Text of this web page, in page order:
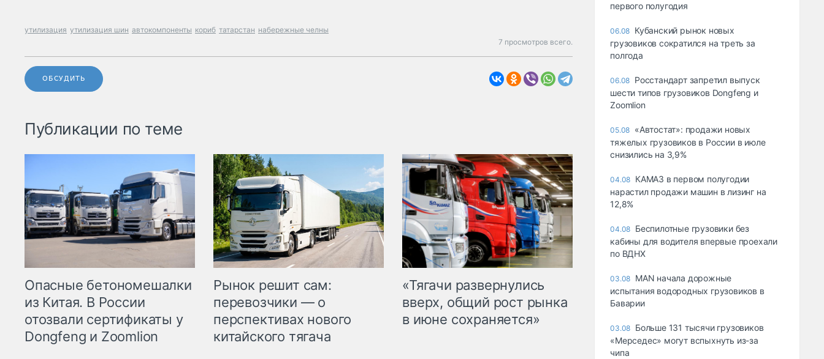
утилизация утилизация шин автокомпоненты кориб татарстан набережные челны
7 просмотров всего.
ОБСУДИТЬ
Публикации по теме
Опасные бетономешалки
из Китая. В России
отозвали сертификаты у
Dongfeng и Zoomlion
Рынок решит сам:
перевозчики — о
перспективах нового
китайского тягача
«Тягачи развернулись
вверх, общий рост рынка
в июне сохраняется»
первого полугодия
06.08 Кубанский рынок новых
грузовиков сократился на треть за
полгода
06.08 Росстандарт запретил выпуск
шести типов грузовиков Dongfeng и
Zoomlion
05.08 «Автостат»: продажи новых
тяжелых грузовиков в России в июле
снизились на 3,9%
04.08 КАМАЗ в первом полугодии
нарастил продажи машин в лизинг на
12,8%
04.08 Беспилотные грузовики без
кабины для водителя впервые проехали
по ВДНХ
03.08 MAN начала дорожные
испытания водородных грузовиков в
Баварии
03.08 Больше 131 тысячи грузовиков
«Мерседес» могут вспыхнуть из-за
чипа